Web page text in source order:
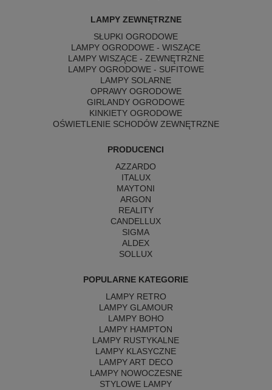
LAMPY ZEWNĘTRZNE
SŁUPKI OGRODOWE
LAMPY OGRODOWE - WISZĄCE
LAMPY WISZĄCE - ZEWNĘTRZNE
LAMPY OGRODOWE - SUFITOWE
LAMPY SOLARNE
OPRAWY OGRODOWE
GIRLANDY OGRODOWE
KINKIETY OGRODOWE
OŚWIETLENIE SCHODÓW ZEWNĘTRZNE
PRODUCENCI
AZZARDO
ITALUX
MAYTONI
ARGON
REALITY
CANDELLUX
SIGMA
ALDEX
SOLLUX
POPULARNE KATEGORIE
LAMPY RETRO
LAMPY GLAMOUR
LAMPY BOHO
LAMPY HAMPTON
LAMPY RUSTYKALNE
LAMPY KLASYCZNE
LAMPY ART DECO
LAMPY NOWOCZESNE
STYLOWE LAMPY